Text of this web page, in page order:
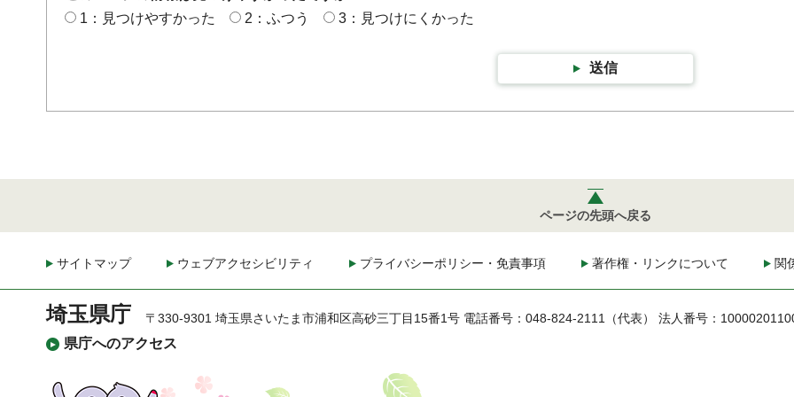
1：見つけやすかった
2：ふつう 3：見つけにくかった
送信
ページの先頭へ戻る
サイトマップ ウェブアクセシビリティ プライバシーポリシー・免責事項 著作権・リンクについて 関
埼玉県庁
県庁へのアクセス
〒330-9301 埼玉県さいたま市浦和区高砂三丁目15番1号 電話番号：048-824-2111（代表） 法人番号：